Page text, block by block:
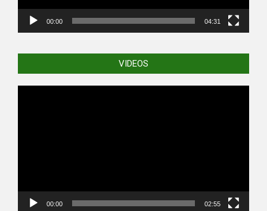
00:00 04:31
VIDEOS
00:00 02:55